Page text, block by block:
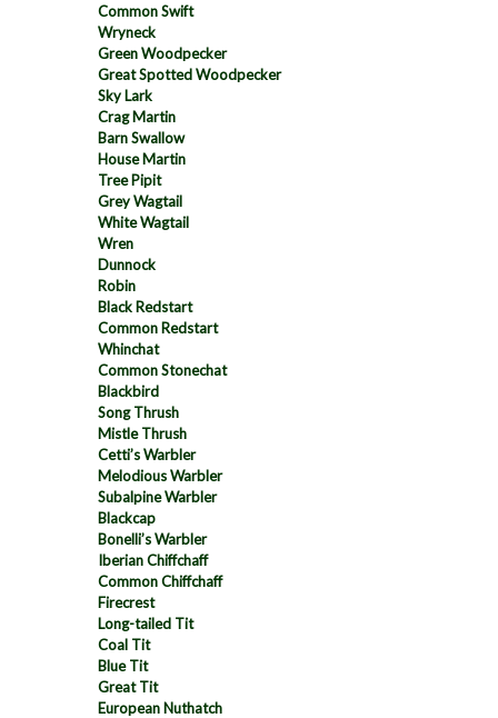
Common Swift
Wryneck
Green Woodpecker
Great Spotted Woodpecker
Sky Lark
Crag Martin
Barn Swallow
House Martin
Tree Pipit
Grey Wagtail
White Wagtail
Wren
Dunnock
Robin
Black Redstart
Common Redstart
Whinchat
Common Stonechat
Blackbird
Song Thrush
Mistle Thrush
Cetti’s Warbler
Melodious Warbler
Subalpine Warbler
Blackcap
Bonelli’s Warbler
Iberian Chiffchaff
Common Chiffchaff
Firecrest
Long-tailed Tit
Coal Tit
Blue Tit
Great Tit
European Nuthatch